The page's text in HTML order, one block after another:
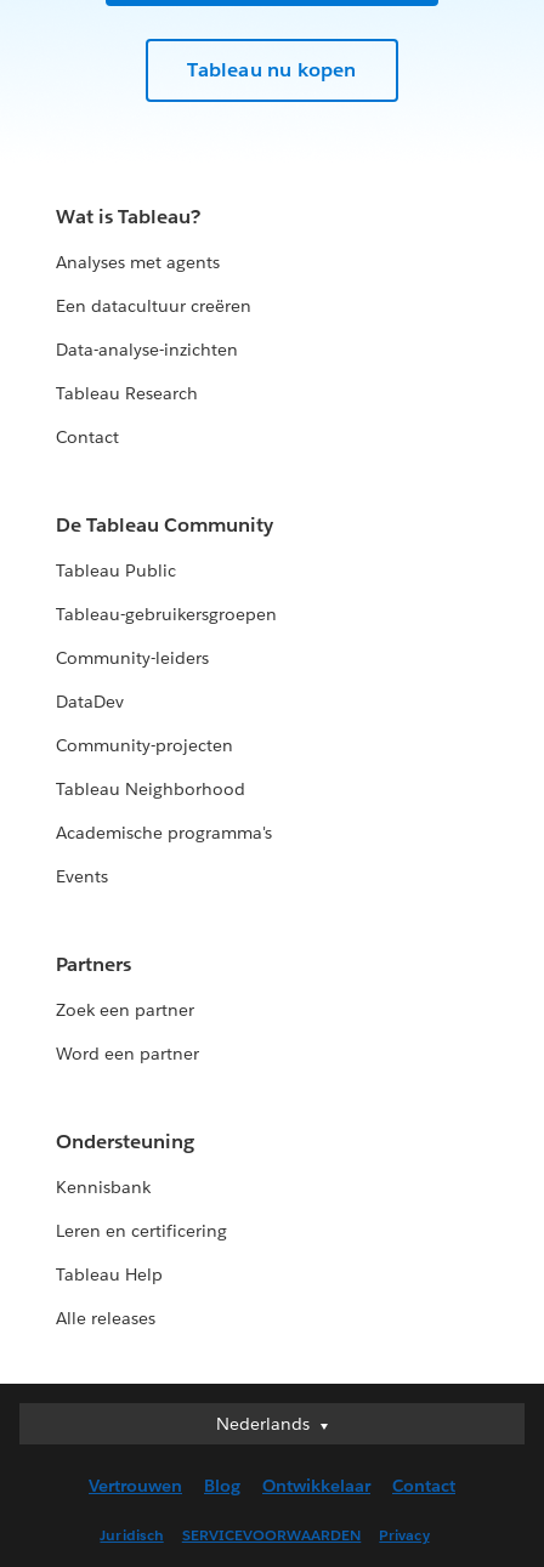
Tableau nu kopen
Wat is Tableau?
Analyses met agents
Een datacultuur creëren
Data-analyse-inzichten
Tableau Research
Contact
De Tableau Community
Tableau Public
Tableau-gebruikersgroepen
Community-leiders
DataDev
Community-projecten
Tableau Neighborhood
Academische programma's
Events
Partners
Zoek een partner
Word een partner
Ondersteuning
Kennisbank
Leren en certificering
Tableau Help
Alle releases
Nederlands
Nederlands
English (UK)
Vertrouwen Blog Ontwikkelaar Contact
Juridisch SERVICEVOORWAARDEN Privacy